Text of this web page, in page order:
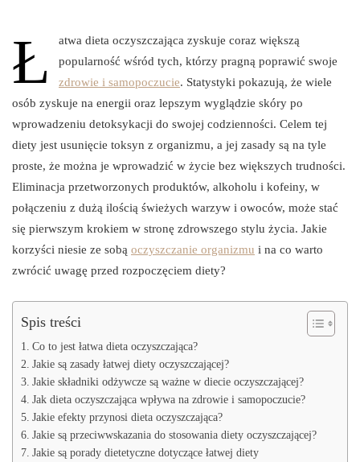
Ł
atwa dieta oczyszczająca zyskuje coraz większą
popularność wśród tych, którzy pragną poprawić swoje
zdrowie i samopoczucie. Statystyki pokazują, że wiele
osób zyskuje na energii oraz lepszym wyglądzie skóry po
wprowadzeniu detoksykacji do swojej codzienności. Celem tej
diety jest usunięcie toksyn z organizmu, a jej zasady są na tyle
proste, że można je wprowadzić w życie bez większych trudności.
Eliminacja przetworzonych produktów, alkoholu i kofeiny, w
połączeniu z dużą ilością świeżych warzyw i owoców, może stać
się pierwszym krokiem w stronę zdrowszego stylu życia. Jakie
korzyści niesie ze sobą oczyszczanie organizmu i na co warto
zwrócić uwagę przed rozpoczęciem diety?
Spis treści
Co to jest łatwa dieta oczyszczająca?
Jakie są zasady łatwej diety oczyszczającej?
Jakie składniki odżywcze są ważne w diecie oczyszczającej?
Jak dieta oczyszczająca wpływa na zdrowie i samopoczucie?
Jakie efekty przynosi dieta oczyszczająca?
Jakie są przeciwwskazania do stosowania diety oczyszczającej?
Jakie są porady dietetyczne dotyczące łatwej diety